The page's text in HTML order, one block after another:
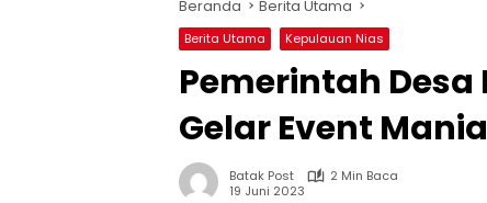
Beranda Berita Utama
Berita Utama Kepulauan Nias
Pemerintah
Gelar Event
Batak Post
2 Min Baca
19 Juni 2023